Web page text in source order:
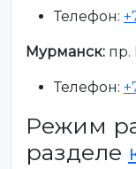
Телефон:
Мурманск: пр.
Телефон:
Режим
разделе